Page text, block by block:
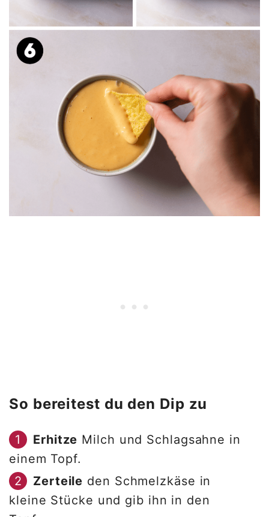
So bereitest du den Dip zu
Erhitze Milch und Schlagsahne in
einem Topf.
Zerteile den Schmelzkäse in
kleine Stücke und gib ihn in den